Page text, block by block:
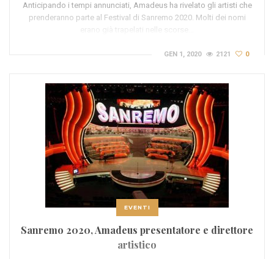
Anticipando i tempi annunciati, Amadeus ha rivelato gli artisti che
prenderanno parte al Festival di Sanremo 2020. Molti dei nomi
erano già trapelati nelle scorse…
GEN 1, 2020 2121 0
EVENTI
Sanremo 2020, Amadeus presentatore e direttore
artistico